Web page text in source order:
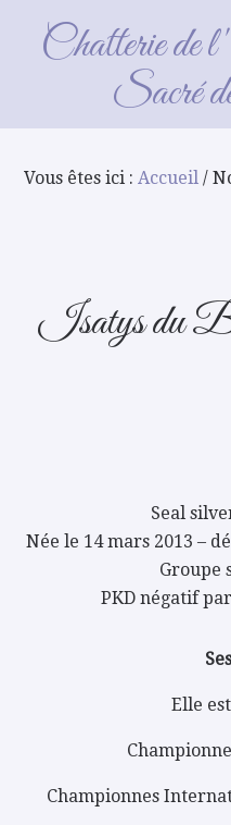
Chatterie de
Sacré
Nos
Vous êtes ici :Accueil /
Isatys du
Seal
Née le 14 mars 2013 –
Groupe
PKD négatif
Elle
Championnes